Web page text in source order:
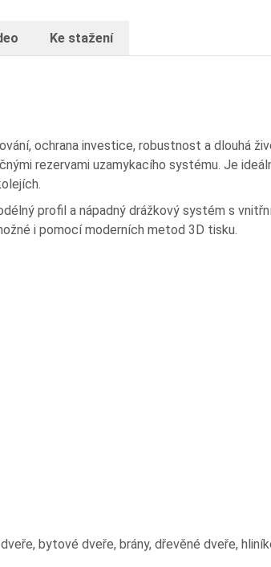
Ke stažení
ochrana investice, robustnost a dlouhá
rezervami uzamykacího systému. Je
profil a nápadný drážkový systém s
i pomocí moderních metod 3D tisku.
bytové dveře, brány, dřevěné dveře,